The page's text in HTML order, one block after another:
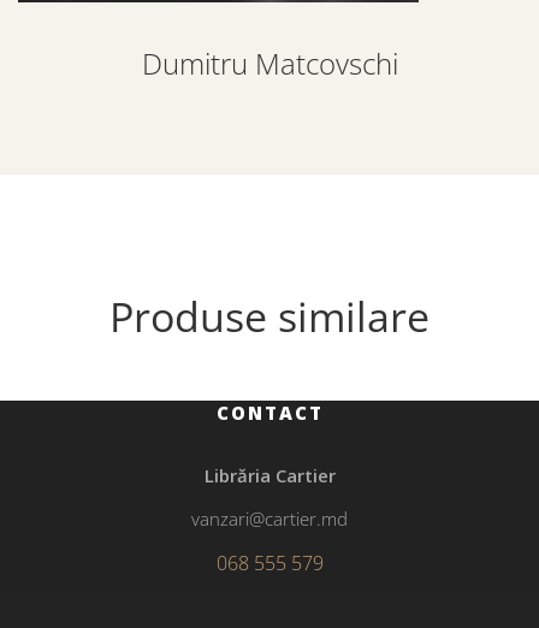
Dumitru Matcovschi
Produse similare
CONTACT
Librăria Cartier
vanzari@cartier.md
068 555 579